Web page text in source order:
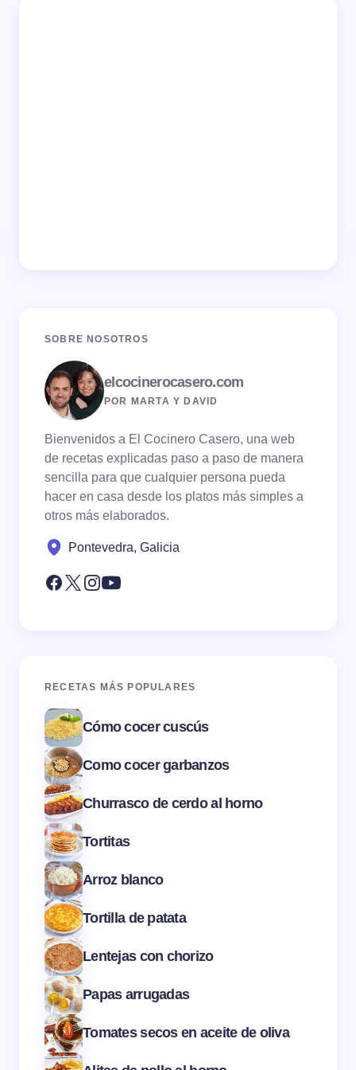
SOBRE NOSOTROS
elcocinerocasero.com
POR MARTA Y DAVID
Bienvenidos a El Cocinero Casero, una web
de recetas explicadas paso a paso de manera
sencilla para que cualquier persona pueda
hacer en casa desde los platos más simples a
otros más elaborados.
Pontevedra, Galicia
RECETAS MÁS POPULARES
Cómo cocer cuscús
Como cocer garbanzos
Churrasco de cerdo al horno
Tortitas
Arroz blanco
Tortilla de patata
Lentejas con chorizo
Papas arrugadas
Tomates secos en aceite de oliva